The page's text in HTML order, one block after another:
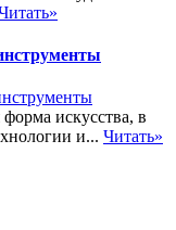
искусства, в
и... Читать»